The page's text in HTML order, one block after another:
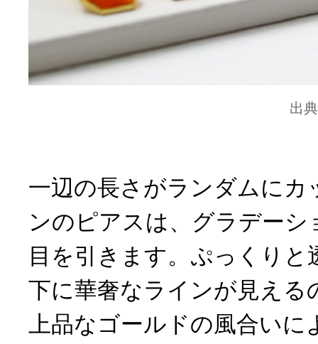
出
一辺の長さがランダムにカ
ンのピアスは、グラデー
目を引きます。ぷっくりと
下に華奢なラインが見える
上品なゴールドの風合いに